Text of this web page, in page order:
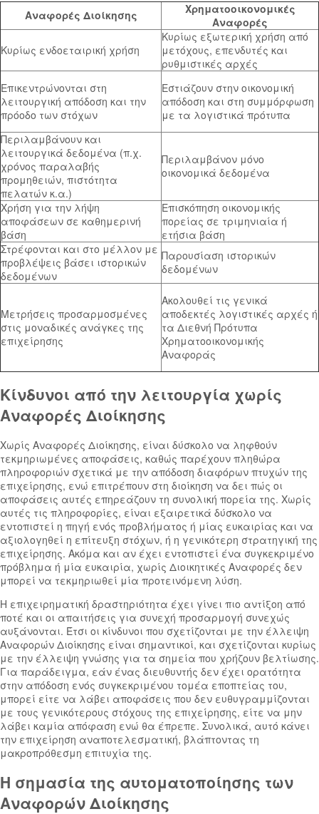
Αναφορές Διοίκησης
Χρηματοοικονομικές
Αναφορές
Κυρίως ενδοεταιρική χρήση
Κυρίως εξωτερική χρήση από
μετόχους, επενδυτές και
ρυθμιστικές αρχές
Επικεντρώνονται στη
λειτουργική απόδοση και την
πρόοδο των στόχων
Εστιάζουν στην οικονομική
απόδοση και στη συμμόρφωση
με τα λογιστικά πρότυπα
Περιλαμβάνουν και
λειτουργικά δεδομένα (π.χ.
χρόνος παραλαβής
προμηθειών, πιστότητα
πελατών κ.α.)
Περιλαμβάνον μόνο
οικονομικά δεδομένα
Χρήση για την λήψη
αποφάσεων σε καθημερινή
βάση
Επισκόπηση οικονομικής
πορείας σε τριμηνιαία ή
ετήσια βάση
Στρέφονται και στο μέλλον με
προβλέψεις βάσει ιστορικών
δεδομένων
Παρουσίαση ιστορικών
δεδομένων
Μετρήσεις προσαρμοσμένες
στις μοναδικές ανάγκες της
επιχείρησης
Ακολουθεί τις γενικά
αποδεκτές λογιστικές αρχές ή
τα Διεθνή Πρότυπα
Χρηματοοικονομικής
Αναφοράς
Κίνδυνοι από την λειτουργία χωρίς
Αναφορές Διοίκησης
Χωρίς Αναφορές Διοίκησης, είναι δύσκολο να ληφθούν
τεκμηριωμένες αποφάσεις, καθώς παρέχουν πληθώρα
πληροφοριών σχετικά με την απόδοση διαφόρων πτυχών της
επιχείρησης, ενώ επιτρέπουν στη διοίκηση να δει πώς οι
αποφάσεις αυτές επηρεάζουν τη συνολική πορεία της. Χωρίς
αυτές τις πληροφορίες, είναι εξαιρετικά δύσκολο να
εντοπιστεί η πηγή ενός προβλήματος ή μίας ευκαιρίας και να
αξιολογηθεί η επίτευξη στόχων, ή η γενικότερη στρατηγική της
επιχείρησης. Ακόμα και αν έχει εντοπιστεί ένα συγκεκριμένο
πρόβλημα ή μία ευκαιρία, χωρίς Διοικητικές Αναφορές δεν
μπορεί να τεκμηριωθεί μία προτεινόμενη λύση.
Η επιχειρηματική δραστηριότητα έχει γίνει πιο αντίξοη από
ποτέ και οι απαιτήσεις για συνεχή προσαρμογή συνεχώς
αυξάνονται. Έτσι οι κίνδυνοι που σχετίζονται με την έλλειψη
Αναφορών Διοίκησης είναι σημαντικοί, και σχετίζονται κυρίως
με την έλλειψη γνώσης για τα σημεία που χρήζουν βελτίωσης.
Για παράδειγμα, εάν ένας διευθυντής δεν έχει ορατότητα
στην απόδοση ενός συγκεκριμένου τομέα εποπτείας του,
μπορεί είτε να λάβει αποφάσεις που δεν ευθυγραμμίζονται
με τους γενικότερους στόχους της επιχείρησης, είτε να μην
λάβει καμία απόφαση ενώ θα έπρεπε. Συνολικά, αυτό κάνει
την επιχείρηση αναποτελεσματική, βλάπτοντας τη
μακροπρόθεσμη επιτυχία της.
Η σημασία της αυτοματοποίησης των
Αναφορών Διοίκησης